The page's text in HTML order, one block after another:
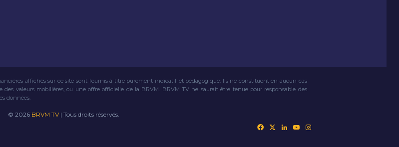
affichés sur ce site sont fournis à titre purement indicatif et pédagogique. Ils ne constituent en aucun cas
valeurs mobilières, ou une offre officielle de la BRVM. BRVM TV ne saurait être tenue pour responsable des
données.
© 2026 BRVM TV| Tous droits réservés.
FacebookLinkedinYouTube